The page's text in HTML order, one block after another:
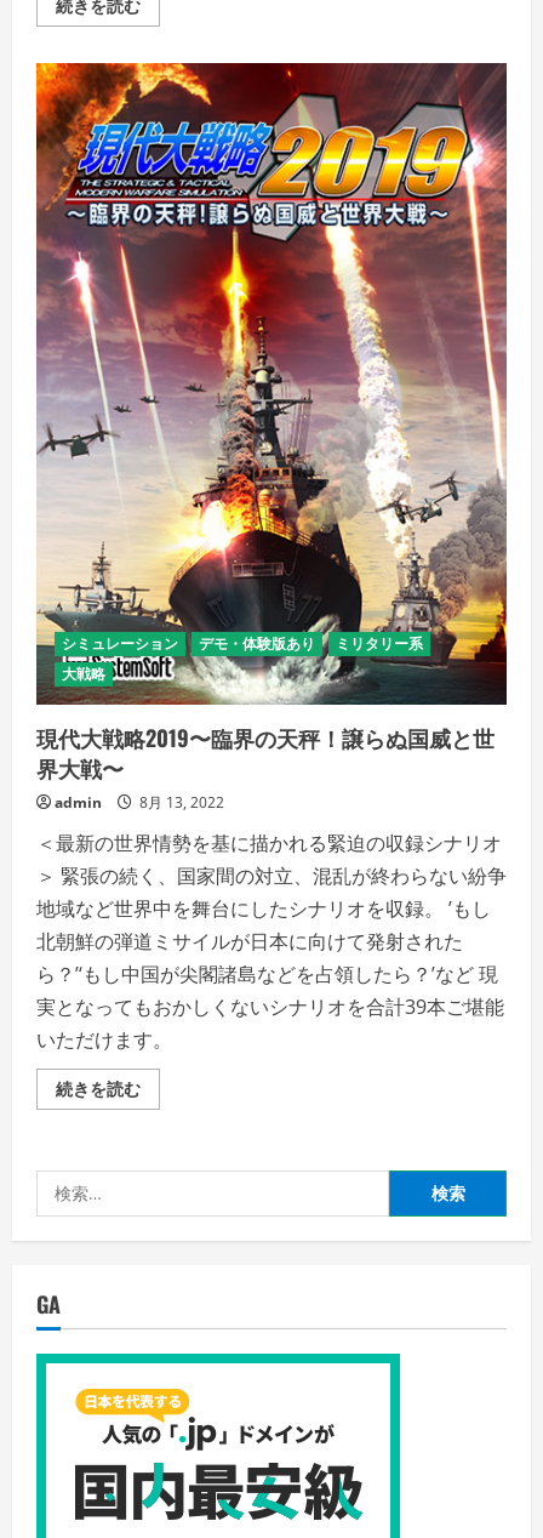
続きを読む
ン
ア
ル・
フ
ォ
ー
ス
2
cosmic
interceptor（改
良
版
詳
細
を
ご
覧
く
だ
さ
い
シミュレーション デモ・体験版あり
ミリタリー系
大戦略
現代大戦略2019〜臨界の天秤！譲らぬ国威と世
界大戦〜
admin 8月 13, 2022
＜最新の世界情勢を基に描かれる緊迫の収録シナリオ
＞ 緊張の続く、国家間の対立、混乱が終わらない紛争
地域など世界中を舞台にしたシナリオを収録。 ’もし
北朝鮮の弾道ミサイルが日本に向けて発射された
ら？’‘もし中国が尖閣諸島などを占領したら？’など 現
実となってもおかしくないシナリオを合計39本ご堪能
いただけます。
続きを読む現
代
2019〜
の
天
国
と
界
大
戦〜
の
詳
細
を
ご
索:
GA